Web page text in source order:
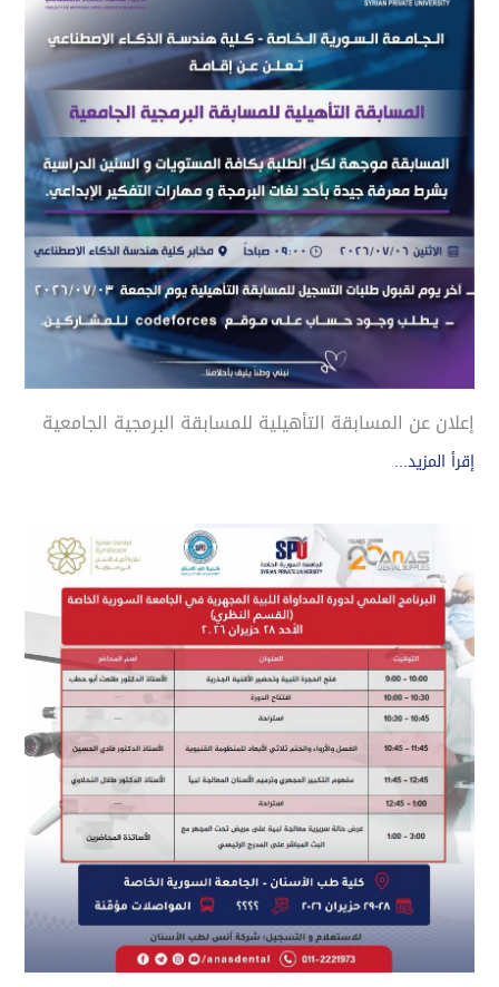
إعلان عن المسابقة التأهيلية للمسابقة البرمجية الجامعية
إقرأ المزيد...